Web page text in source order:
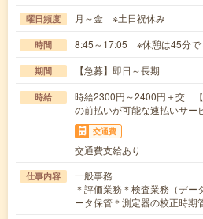
曜日頻度 月～金 ※土日祝休み
時間 8:45～17:05 ※休憩は45分で
期間 【急募】即日～長期
時給
時給2300円～2400円＋交
の前払いが可能な速払いサー
交通費
交通費支給あり
仕事内容
一般事務
＊評価業務＊検査業務（デ
ータ保管＊測定器の校正時